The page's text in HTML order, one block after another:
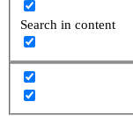
Search in content